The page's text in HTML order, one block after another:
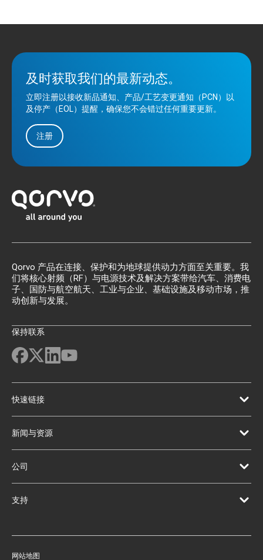
及时获取我们的最新动态。
立即注册以接收新品通知、产品/工艺变更通知（PCN）以
及停产（EOL）提醒，确保您不会错过任何重要更新。
注册
Qorvo 产品在连接、保护和为地球提供动力方面至关重要。我
们将核心射频（RF）与电源技术及解决方案带给汽车、消费电
子、国防与航空航天、工业与企业、基础设施及移动市场，推
动创新与发展。
保持联系
快速链接
新闻与资源
公司
支持
网站地图